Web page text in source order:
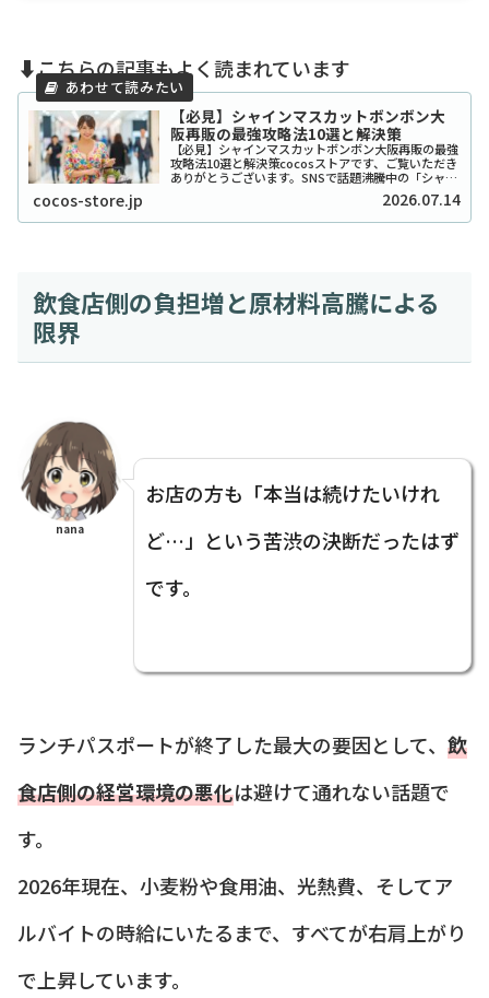
⬇️こちらの記事もよく読まれています
【必見】シャインマスカットボンボン大
阪再販の最強攻略法10選と解決策
【必見】シャインマスカットボンボン大阪再販の最強
攻略法10選と解決策cocosストアです、ご覧いただき
ありがとうございます。SNSで話題沸騰中の「シャイ
ンマスカットボンボン」、大阪でも探し回っている方
が本当に多いですよね。2026年現在もそ...
cocos-store.jp 2026.07.14
飲食店側の負担増と原材料高騰による
限界
nana
お店の方も「本当は続けたいけれ
ど…」という苦渋の決断だったはず
です。
ランチパスポートが終了した最大の要因として、 飲
食店側の経営環境の悪化は避けて通れない話題で
す。
2026年現在、小麦粉や食用油、光熱費、そしてア
ルバイトの時給にいたるまで、すべてが右肩上がり
で上昇しています。